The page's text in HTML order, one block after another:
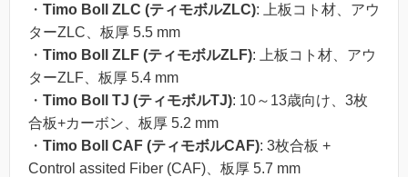
・ Timo Boll ZLC (ティモボルZLC): 上板コト材、アウ
ターZLC、板厚 5.5 mm
・ Timo Boll ZLF (ティモボルZLF): 上板コト材、アウ
ターZLF、板厚 5.4 mm
・ Timo Boll TJ (ティモボルTJ): 10～13歳向け、3枚
合板+カーボン、板厚 5.2 mm
・ Timo Boll CAF (ティモボルCAF): 3枚合板 +
Control assited Fiber (CAF)、板厚 5.7 mm